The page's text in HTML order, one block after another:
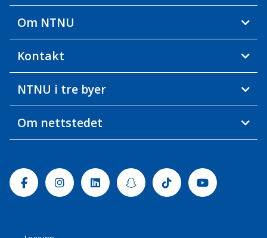
Om NTNU
Kontakt
NTNU i tre byer
Om nettstedet
FacebookInstagramLinkedinSnapchatTiktok Youtube